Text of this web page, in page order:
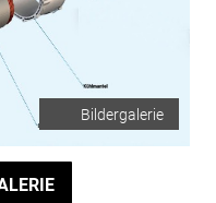
Bildergalerie